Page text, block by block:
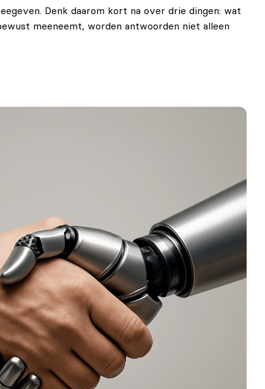
Denk daarom kort na over drie dingen: wat
meeneemt, worden antwoorden niet alleen